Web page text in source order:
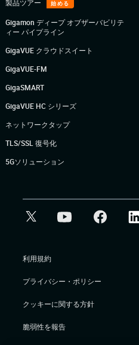
製品ツアー 始める
Gigamon ディープ オブザーバビリテ
ィー パイプライン
GigaVUE クラウドスイート
GigaVUE-FM
GigaSMART
GigaVUE HC シリーズ
ネットワークタップ
TLS/SSL 復号化
5Gソリューション
利用規約
プライバシー・ポリシー
クッキーに関する方針
脆弱性を報告